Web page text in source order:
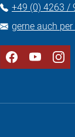
+49 (0) 4263 /
gerne auch